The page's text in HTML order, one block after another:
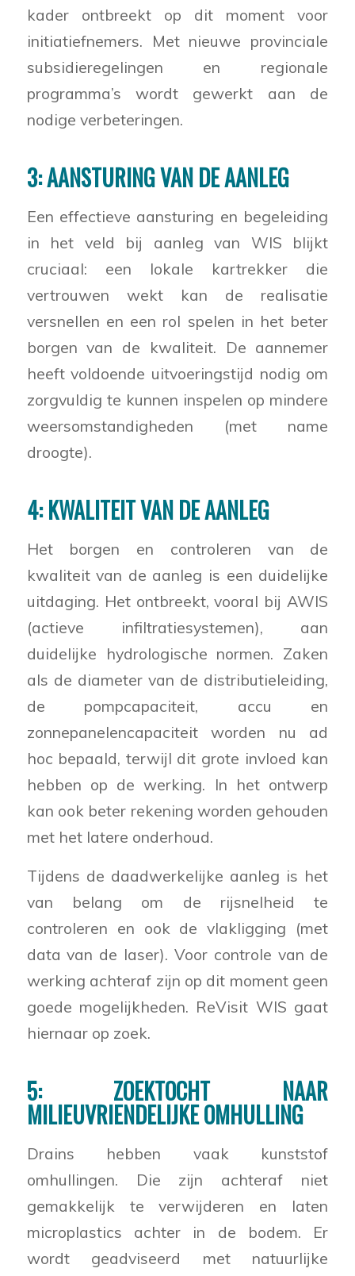
kader ontbreekt op dit moment voor
initiatiefnemers. Met nieuwe provinciale
subsidieregelingen en regionale
programma’s wordt gewerkt aan de
nodige verbeteringen.
3: AANSTURING VAN DE AANLEG
Een effectieve aansturing en begeleiding
in het veld bij aanleg van WIS blijkt
cruciaal: een lokale kartrekker die
vertrouwen wekt kan de realisatie
versnellen en een rol spelen in het beter
borgen van de kwaliteit. De aannemer
heeft voldoende uitvoeringstijd nodig om
zorgvuldig te kunnen inspelen op mindere
weersomstandigheden (met name
droogte).
4: KWALITEIT VAN DE AANLEG
Het borgen en controleren van de
kwaliteit van de aanleg is een duidelijke
uitdaging. Het ontbreekt, vooral bij AWIS
(actieve infiltratiesystemen), aan
duidelijke hydrologische normen. Zaken
als de diameter van de distributieleiding,
de pompcapaciteit, accu en
zonnepanelencapaciteit worden nu ad
hoc bepaald, terwijl dit grote invloed kan
hebben op de werking. In het ontwerp
kan ook beter rekening worden gehouden
met het latere onderhoud.
Tijdens de daadwerkelijke aanleg is het
van belang om de rijsnelheid te
controleren en ook de vlakligging (met
data van de laser). Voor controle van de
werking achteraf zijn op dit moment geen
goede mogelijkheden. ReVisit WIS gaat
hiernaar op zoek.
5: ZOEKTOCHT NAAR
MILIEUVRIENDELIJKE OMHULLING
Drains hebben vaak kunststof
omhullingen. Die zijn achteraf niet
gemakkelijk te verwijderen en laten
microplastics achter in de bodem. Er
wordt geadviseerd met natuurlijke